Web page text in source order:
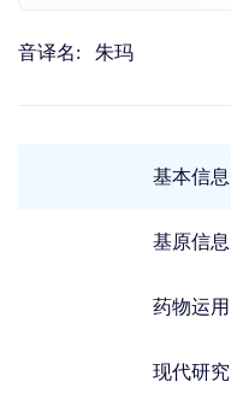
音译名: 朱玛
基本信息
基原信息
药物运用
现代研究